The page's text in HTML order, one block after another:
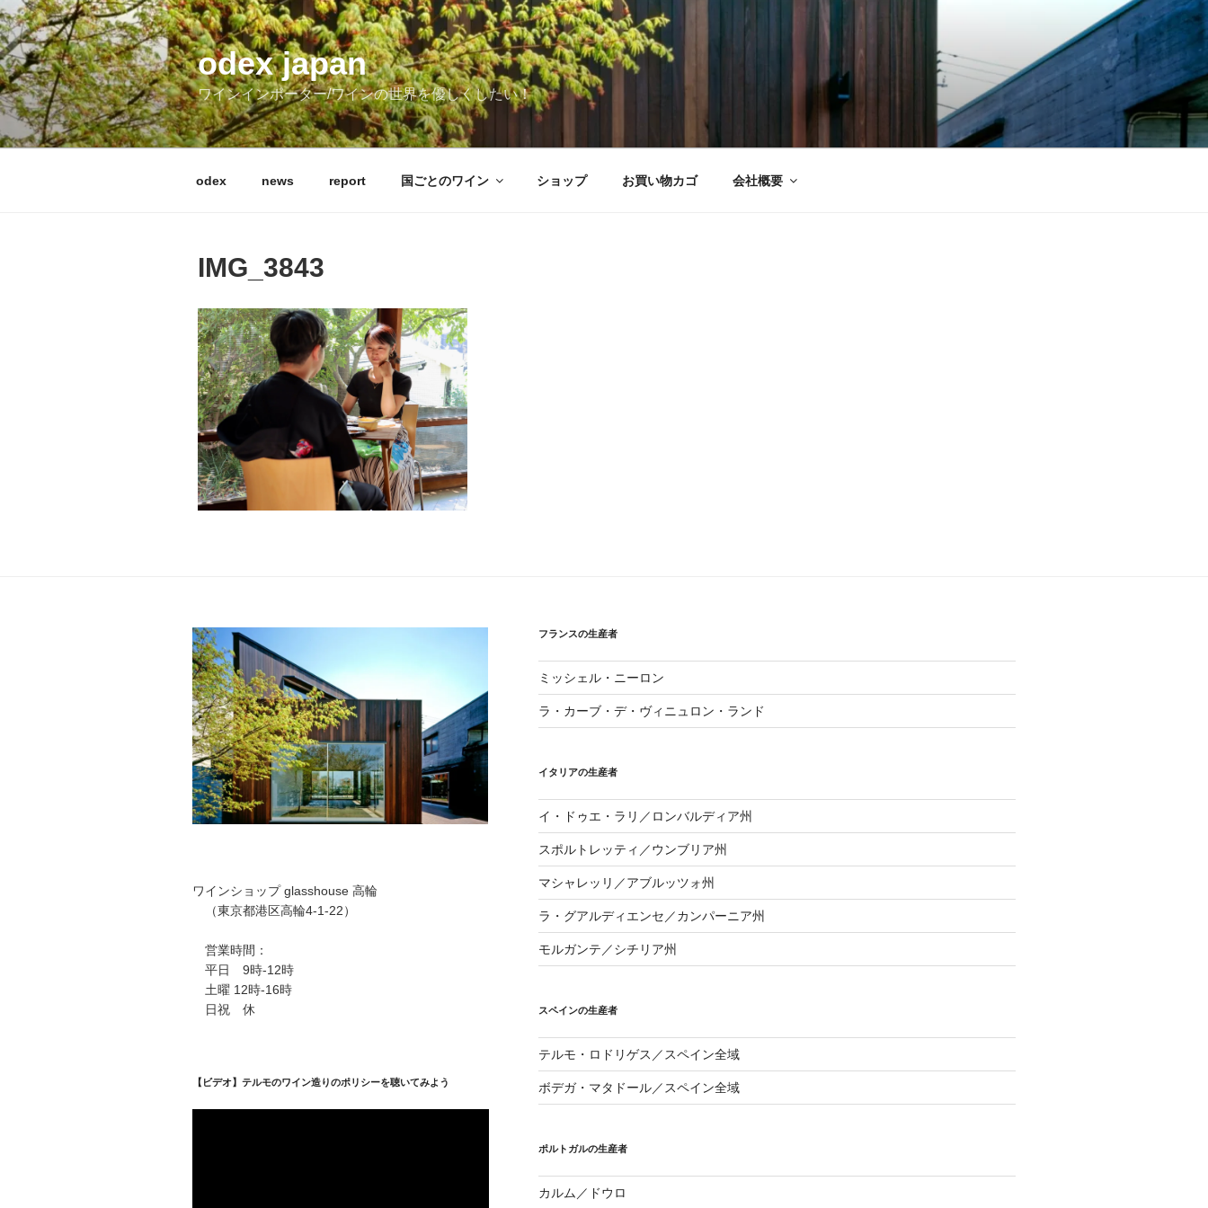
コ
ン
テ
ン
ツ
へ
ス
odex japan
ワインインポーター/ワインの世界を優しくしたい！
odex news report 国ごとのワイン ショップ お買い物カゴ 会社概要
IMG_3843
ワインショップ glasshouse 高輪
（東京都港区高輪4-1-22）
営業時間：
平日 9時-12時
土曜 12時-16時
日祝 休
【ビデオ】テルモのワイン造りのポリシーを聴いてみよう
フランスの生産者
ミッシェル・ニーロン
ラ・カーブ・デ・ヴィニュロン・ランド
イタリアの生産者
イ・ドゥエ・ラリ／ロンバルディア州
スポルトレッティ／ウンブリア州
マシャレッリ／アブルッツォ州
ラ・グアルディエンセ／カンパーニア州
モルガンテ／シチリア州
スペインの生産者
テルモ・ロドリゲス／スペイン全域
ボデガ・マタドール／スペイン全域
ポルトガルの生産者
カルム／ドウロ